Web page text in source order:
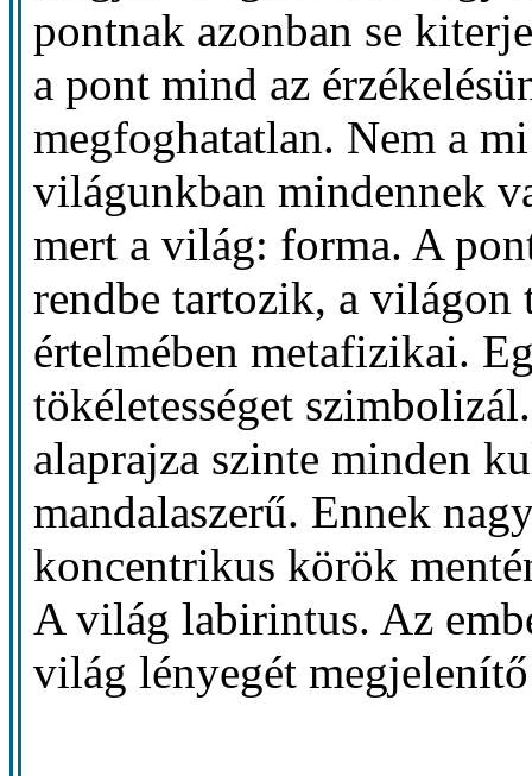
pontnak azonban se
a pont mind az
megfoghatatlan. Nem a
világunkban mindennek
mert a világ: forma. A
rendbe tartozik, a világon
értelmében metafizikai.
tökéletességet
alaprajza szinte minden
mandalaszerű. Ennek
koncentrikus körök
A világ labirintus. Az
világ lényegét